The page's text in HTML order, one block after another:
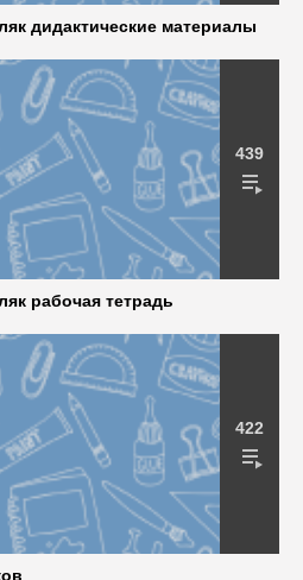
дидактические материалы
439
рабочая тетрадь
422